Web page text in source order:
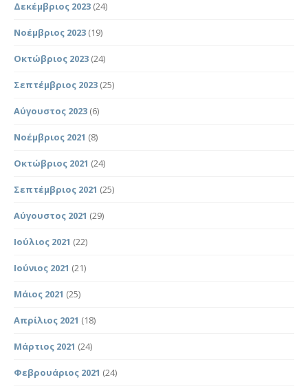
Δεκέμβριος 2023 (24)
Νοέμβριος 2023 (19)
Οκτώβριος 2023 (24)
Σεπτέμβριος 2023 (25)
Αύγουστος 2023 (6)
Νοέμβριος 2021 (8)
Οκτώβριος 2021 (24)
Σεπτέμβριος 2021 (25)
Αύγουστος 2021 (29)
Ιούλιος 2021 (22)
Ιούνιος 2021 (21)
Μάιος 2021 (25)
Απρίλιος 2021 (18)
Μάρτιος 2021 (24)
Φεβρουάριος 2021 (24)